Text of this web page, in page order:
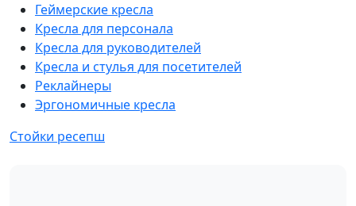
Геймерские кресла
Кресла для персонала
Кресла для руководителей
Кресла и стулья для посетителей
Реклайнеры
Эргономичные кресла
Стойки ресепш